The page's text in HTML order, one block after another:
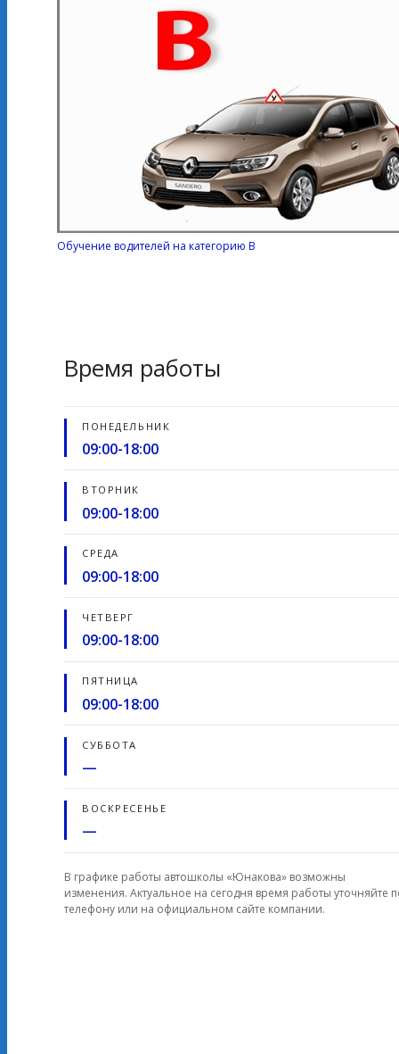
Обучение водителей на категорию B
Время работы
ПОНЕДЕЛЬНИК
09:00-18:00
ВТОРНИК
09:00-18:00
СРЕДА
09:00-18:00
ЧЕТВЕРГ
09:00-18:00
ПЯТНИЦА
09:00-18:00
СУББОТА
—
ВОСКРЕСЕНЬЕ
—
В графике работы автошколы «Юнакова» возможны
изменения. Актуальное на сегодня время работы уточняйте
телефону или на официальном сайте компании.